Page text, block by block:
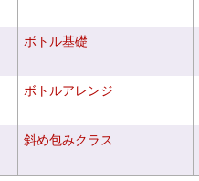
ボトル基礎
ボトルアレンジ
斜め包みクラス